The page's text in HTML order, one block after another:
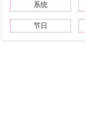
系统
节日